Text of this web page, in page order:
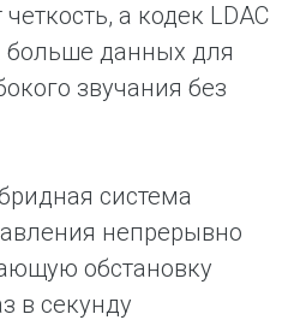
а кодек LDAC
больше данных для
звучания без
система
непрерывно
обстановку
в секунду